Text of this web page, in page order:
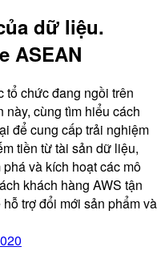
dữ liệu.
ASEAN
tổ chức đang ngồi trên
cùng tìm hiểu cách
để cung cấp trải nghiệm
tiền từ tài sản dữ liệu,
và kích hoạt các mô
khách hàng AWS tận
trợ đổi mới sản phẩm và